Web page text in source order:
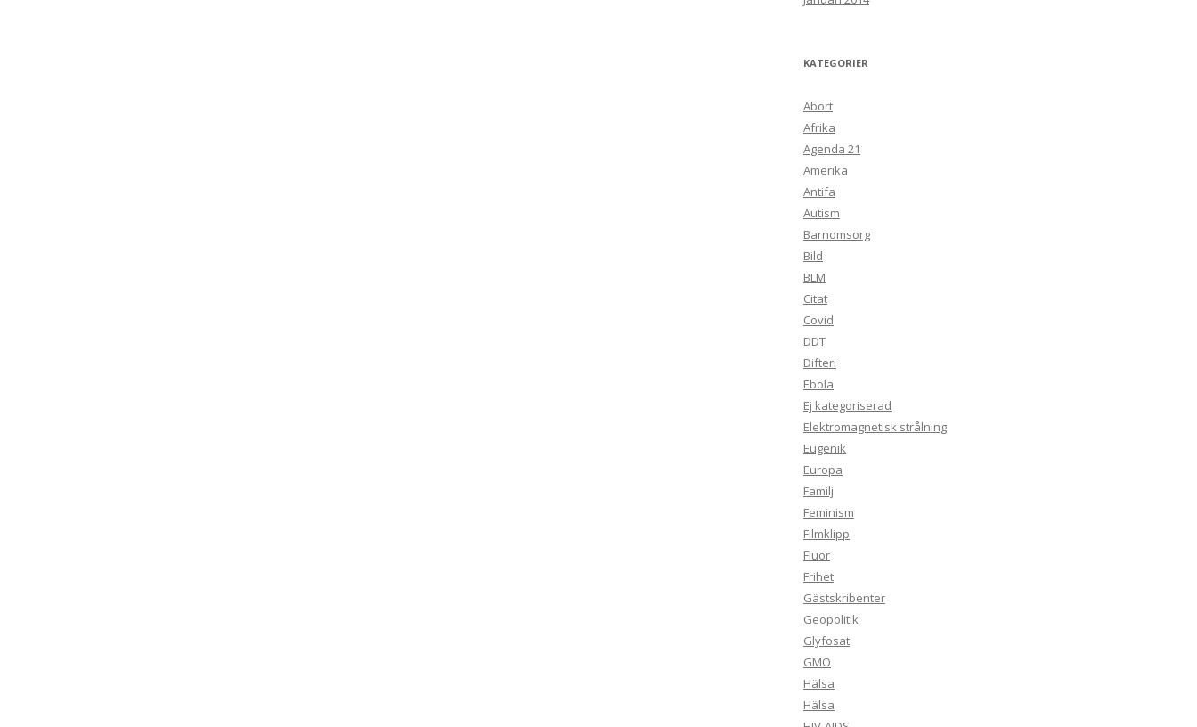
KATEGORIER
Abort
Afrika
Agenda 21
Amerika
Antifa
Autism
Barnomsorg
Bild
BLM
Citat
Covid
DDT
Difteri
Ebola
Ej kategoriserad
Elektromagnetisk strålning
Eugenik
Europa
Familj
Feminism
Filmklipp
Fluor
Frihet
Gästskribenter
Geopolitik
Glyfosat
GMO
Hälsa
Hälsa